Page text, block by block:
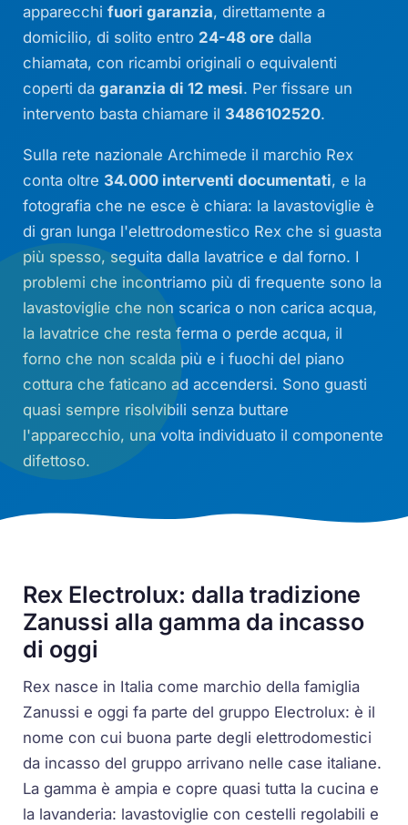
apparecchifuori garanzia, direttamente a
domicilio, di solito entro 24-48 ore dalla
chiamata, con ricambi originali o equivalenti
coperti dagaranzia di 12 mesi. Per fissare un
intervento basta chiamare il 3486102520.
Sulla rete nazionale Archimede il marchio Rex
conta oltre 34.000 interventi documentati, e la
fotografia che ne esce è chiara: la lavastoviglie è
di gran lunga l'elettrodomestico Rex che si guasta
più spesso, seguita dalla lavatrice e dal forno. I
problemi che incontriamo più di frequente sono la
lavastoviglie che non scarica o non carica acqua,
la lavatrice che resta ferma o perde acqua, il
forno che non scalda più e i fuochi del piano
cottura che faticano ad accendersi. Sono guasti
quasi sempre risolvibili senza buttare
l'apparecchio, una volta individuato il componente
difettoso.
Rex Electrolux: dalla tradizione
Zanussi alla gamma da incasso
di oggi
Rex nasce in Italia come marchio della famiglia
Zanussi e oggi fa parte del gruppo Electrolux: è il
nome con cui buona parte degli elettrodomestici
da incasso del gruppo arrivano nelle case italiane.
La gamma è ampia e copre quasi tutta la cucina e
la lavanderia: lavastoviglie con cestelli regolabili e